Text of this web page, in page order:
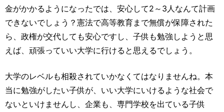
金がかかるようになったでは、安心して2～3人なんて計画
できないでしょう？憲法で高等教育まで無償が保障された
ら、政権が交代しても安心ですし、子供も勉強しようと思
えば、頑張っていい大学に行けると思えるでしょう。
大学のレベルも相殺されていかなくてはなりませんね。本
当に勉強がしたい子供が、いい大学にいけるような社会で
ないといけませんし、企業も、専門学校を出ている子供